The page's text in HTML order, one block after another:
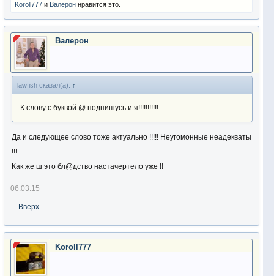
Koroll777 и Валерон нравится это.
Валерон
lawfish сказал(а): ↑
К слову с буквой @ подпишусь и я!!!!!!!!!!!
Да и следующее слово тоже актуально !!!!! Неугомонные неадекваты
!!!
Как же ш это бл@дство настачертело уже !!
06.03.15
Вверх
Koroll777